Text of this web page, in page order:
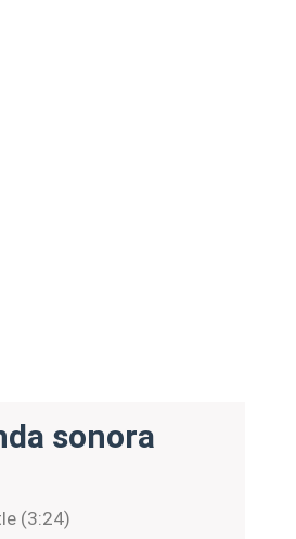
sonora
(3:24)